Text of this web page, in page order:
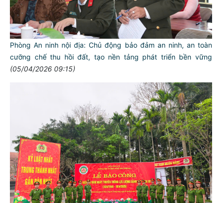
Phòng An ninh nội địa: Chủ động bảo đảm an ninh, an toàn
cưỡng chế thu hồi đất, tạo nền tảng phát triển bền vững
(05/04/2026 09:15)